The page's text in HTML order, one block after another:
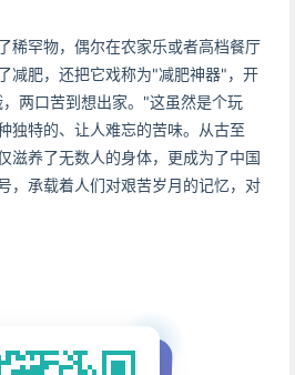
稀罕物，偶尔在农家乐或者高档餐厅
减肥，还把它戏称为"减肥神器"，开
两口苦到想出家。"这虽然是个玩
独特的、让人难忘的苦味。从古至
滋养了无数人的身体，更成为了中国
，承载着人们对艰苦岁月的记忆，对